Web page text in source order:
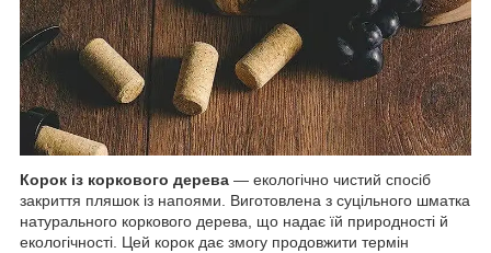
Корок із коркового дерева — екологічно чистий спосіб
закриття пляшок із напоями. Виготовлена з суцільного шматка
натурального коркового дерева, що надає їй природності й
екологічності. Цей корок дає змогу продовжити термін